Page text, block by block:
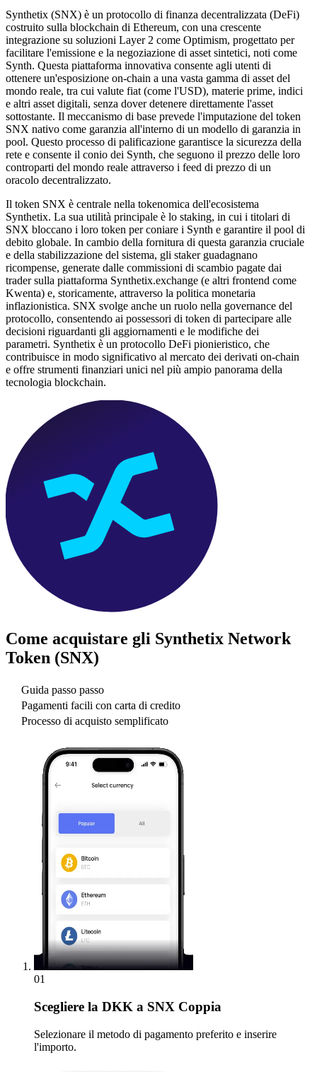
Synthetix (SNX) è un protocollo di finanza decentralizzata (DeFi)
costruito sulla blockchain di Ethereum, con una crescente
integrazione su soluzioni Layer 2 come Optimism, progettato per
facilitare l'emissione e la negoziazione di asset sintetici, noti come
Synth. Questa piattaforma innovativa consente agli utenti di
ottenere un'esposizione on-chain a una vasta gamma di asset del
mondo reale, tra cui valute fiat (come l'USD), materie prime, indici
e altri asset digitali, senza dover detenere direttamente l'asset
sottostante. Il meccanismo di base prevede l'imputazione del token
SNX nativo come garanzia all'interno di un modello di garanzia in
pool. Questo processo di palificazione garantisce la sicurezza della
rete e consente il conio dei Synth, che seguono il prezzo delle loro
controparti del mondo reale attraverso i feed di prezzo di un
oracolo decentralizzato.
Il token SNX è centrale nella tokenomica dell'ecosistema
Synthetix. La sua utilità principale è lo staking, in cui i titolari di
SNX bloccano i loro token per coniare i Synth e garantire il pool di
debito globale. In cambio della fornitura di questa garanzia cruciale
e della stabilizzazione del sistema, gli staker guadagnano
ricompense, generate dalle commissioni di scambio pagate dai
trader sulla piattaforma Synthetix.exchange (e altri frontend come
Kwenta) e, storicamente, attraverso la politica monetaria
inflazionistica. SNX svolge anche un ruolo nella governance del
protocollo, consentendo ai possessori di token di partecipare alle
decisioni riguardanti gli aggiornamenti e le modifiche dei
parametri. Synthetix è un protocollo DeFi pionieristico, che
contribuisce in modo significativo al mercato dei derivati on-chain
e offre strumenti finanziari unici nel più ampio panorama della
tecnologia blockchain.
Come acquistare gli Synthetix Network
Token (SNX)
Guida passo passo
Pagamenti facili con carta di credito
Processo di acquisto semplificato
01
Scegliere la DKK a SNX Coppia
Selezionare il metodo di pagamento preferito e inserire
l'importo.